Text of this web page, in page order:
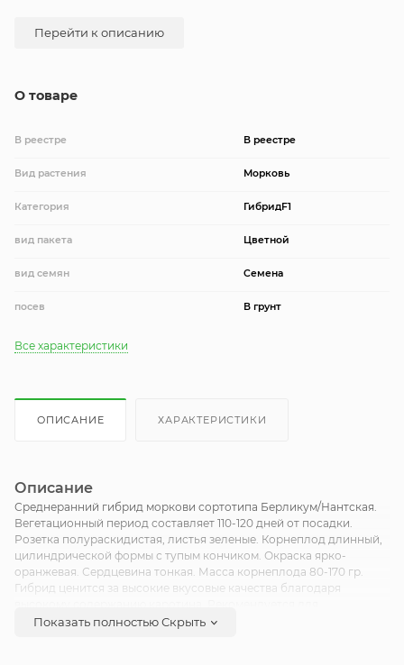
высокому содержанию каротина. Рекомендуется для
Перейти к описанию
О товаре
В реестре В реестре
Вид растения Морковь
Категория ГибридF1
вид пакета Цветной
вид семян Семена
посев В грунт
Все характеристики
ОПИСАНИЕ ХАРАКТЕРИСТИКИ
Описание
Среднеранний гибрид моркови сортотипа Берликум/Нантская.
Вегетационный период составляет 110-120 дней от посадки.
Розетка полураскидистая, листья зеленые. Корнеплод длинный,
цилиндрической формы с тупым кончиком. Окраска ярко-
оранжевая. Сердцевина тонкая. Масса корнеплода 80-170 гр.
Гибрид ценится за высокие вкусовые качества благодаря
употребления в свежем виде и для длительного хранения.
Показать полностьюСкрыть